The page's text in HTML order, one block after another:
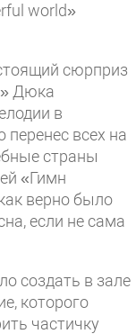
world»
сюрприз
Дюка
в
перенес всех на
страны
«Гимн
верно было
если не сама
создать в зале
которого
частичку